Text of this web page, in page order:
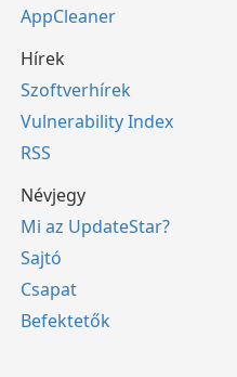
AppCleaner
Hírek
Szoftverhírek
Vulnerability Index
RSS
Névjegy
Mi az UpdateStar?
Sajtó
Csapat
Befektetők